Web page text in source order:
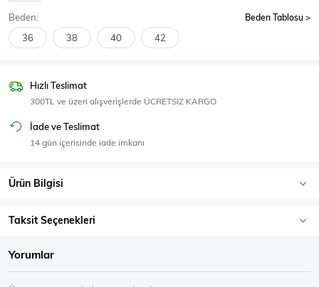
Beden: Beden Tablosu
36 38 40 42
Hızlı Teslimat
300TL ve üzeri alışverişlerde ÜCRETSİZ KARGO
İade ve Teslimat
14 gün içerisinde iade imkanı
Ürün Bilgisi
Taksit Seçenekleri
Yorumlar